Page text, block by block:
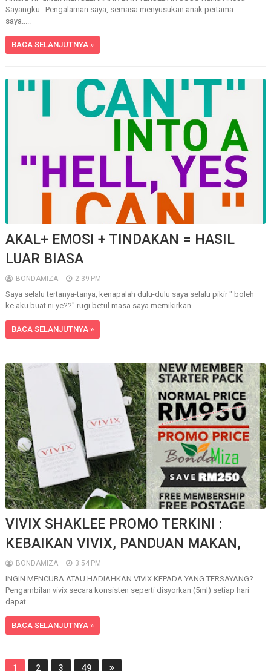
Sayangku.. Pengalaman saya, semasa menyusukan anak pertama
saya.....
BACA SELANJUTNYA »
AKAL+ EMOSI + TINDAKAN = HASIL
LUAR BIASA
BONDAMIZA 2:39 PM
Saya selalu tertanya-tanya, kenapalah dulu-dulu saya selalu pikir " boleh
ke aku buat ni ye??" rugi betul masa saya memikirkan ...
BACA SELANJUTNYA »
VIVIX SHAKLEE PROMO TERKINI :
KEBAIKAN VIVIX, PANDUAN MAKAN,
BONDAMIZA 3:54 PM
INGIN MENCUBA ATAU HADIAHKAN VIVIX KEPADA YANG TERSAYANG?
Pengambilan vivix secara konsisten seperti disyorkan (5ml) setiap hari
dapat...
BACA SELANJUTNYA »
1 2 3 49